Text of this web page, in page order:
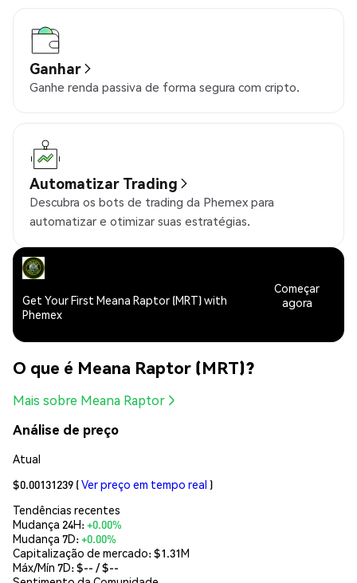
Ganhar
Ganhe renda passiva de forma segura com cripto.
Automatizar Trading
Descubra os bots de trading da Phemex para
automatizar e otimizar suas estratégias.
Get Your First Meana Raptor (MRT) with
Phemex
Começar
agora
O que é Meana Raptor (MRT)?
Mais sobre Meana Raptor
Análise de preço
Atual
$0.00131239 (Ver preço em tempo real )
Tendências recentes
Mudança 24H:+0.00%
Mudança 7D:+0.00%
Capitalização de mercado:$1.31M
Máx/Mín 7D: $-- / $--